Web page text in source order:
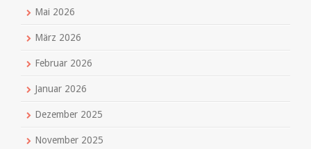
Mai 2026
März 2026
Februar 2026
Januar 2026
Dezember 2025
November 2025